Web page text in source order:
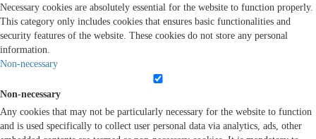
Necessary cookies are absolutely essential for the website to function properly.
This category only includes cookies that ensures basic functionalities and
security features of the website. These cookies do not store any personal
information.
Non-necessary
Non-necessary
Any cookies that may not be particularly necessary for the website to function
and is used specifically to collect user personal data via analytics, ads, other